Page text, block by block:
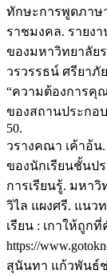
ทักษะการพูดภาษ
ราชมงคล. รายง
ของมหาวิทยาลัย
วรวรรธน์ ศรียา
“ความต้องการ
ของสถานประกอบ
50.
วรางคณา เค้าอ้น
ของนักเรียนชั้นป
การเรียนรู้. มหา
วิไล แผงศรี. แนว
เรียน : เกาให้ถูก
https://
สุนันทา แก้วพันธ์